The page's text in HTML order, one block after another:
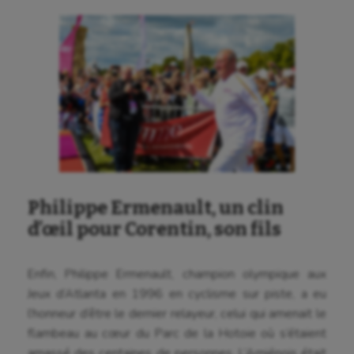
Korfbal
Moto
Natation
Natation artistique
Omnisports
Outdoor
Paddle
Parkour
Patinage artistique
Pétanque
Philippe Ermenault, un clin
d’œil pour Corentin, son fils
Enfin, Philippe Ermenault, champion olympique aux
Jeux d’Atlanta en 1996 en cyclisme sur piste, a eu
l’honneur d’être le dernier relayeur, celui qui amenait le
flambeau au cœur du Parc de la Hotoie où s’étaient